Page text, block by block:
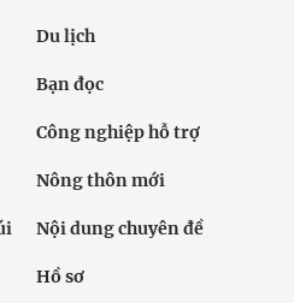
Du lịch
Bạn đọc
Công nghiệp hỗ trợ
Nông thôn mới
Nội dung chuyên đề
Hồ sơ